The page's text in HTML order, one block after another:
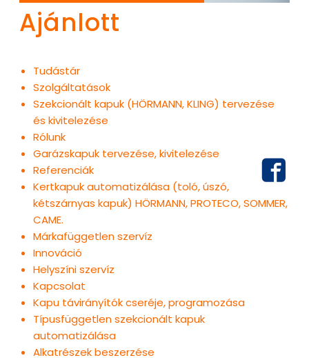
Ajánlott
Tudástár
Szolgáltatások
Szekcionált kapuk (HÖRMANN, KLING) tervezése
és kivitelezése
Rólunk
Garázskapuk tervezése, kivitelezése
Referenciák
Kertkapuk automatizálása (toló, úszó,
kétszárnyas kapuk) HÖRMANN, PROTECO, SOMMER,
CAME.
Márkafüggetlen szervíz
Innováció
Helyszíni szervíz
Kapcsolat
Kapu távirányítók cseréje, programozása
Típusfüggetlen szekcionált kapuk
automatizálása
Alkatrészek beszerzése